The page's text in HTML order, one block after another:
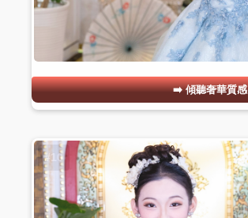
傾聽奢華質感
#10